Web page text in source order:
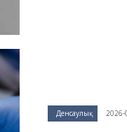
Денсаулық 2026-